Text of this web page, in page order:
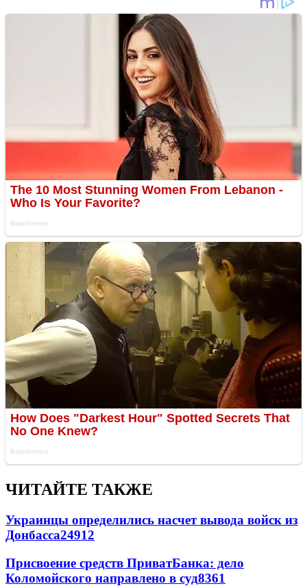
ЧИТАЙТЕ ТАКЖЕ
Украинцы определились насчет вывода войск из
Донбасса24912
Присвоение средств ПриватБанка: дело
Коломойского направлено в суд8361